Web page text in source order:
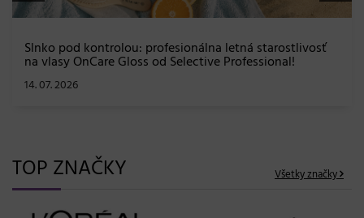
profesionálna letná starostlivosť
od Selective Professional!
TOP ZNAČKY Všetky značky